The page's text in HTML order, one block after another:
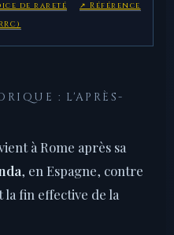
de rareté
↗ Référence
: L'APRÈS-
à Rome après sa
, en Espagne, contre
la fin effective de la